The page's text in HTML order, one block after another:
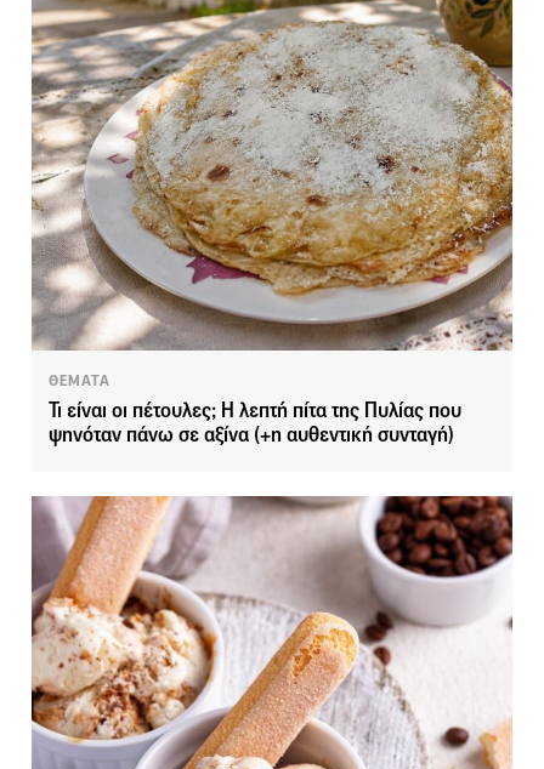
ΘΕΜΑΤΑ
Τι είναι οι πέτουλες; Η λεπτή πίτα της Πυλίας που
ψηνόταν πάνω σε αξίνα (+η αυθεντική συνταγή)